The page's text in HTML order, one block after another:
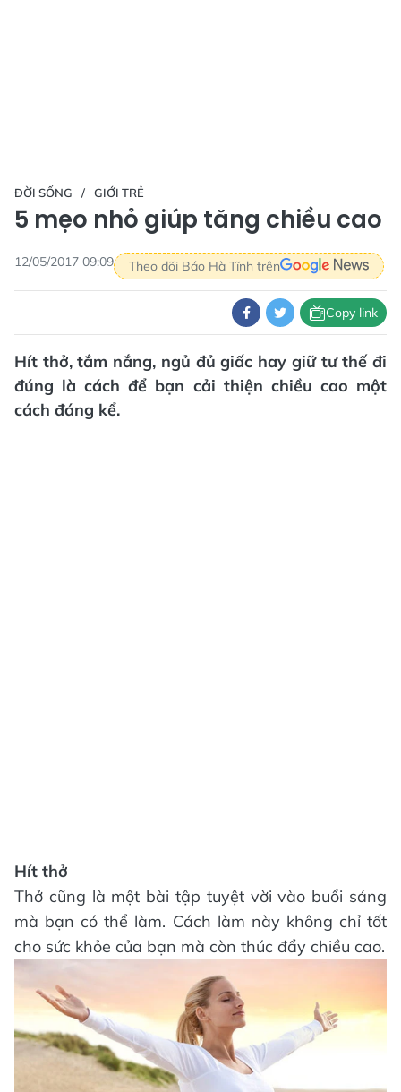
ĐỜI SỐNG GIỚI TRẺ
5 mẹo nhỏ giúp tăng chiều cao
12/05/2017 09:09 Theo dõi Báo Hà Tĩnh trên
Copy link
Hít thở, tắm nắng, ngủ đủ giấc hay giữ tư thế đi
đúng là cách để bạn cải thiện chiều cao một
cách đáng kể.
Hít thở
Thở cũng là một bài tập tuyệt vời vào buổi sáng
mà bạn có thể làm. Cách làm này không chỉ tốt
cho sức khỏe của bạn mà còn thúc đẩy chiều cao.